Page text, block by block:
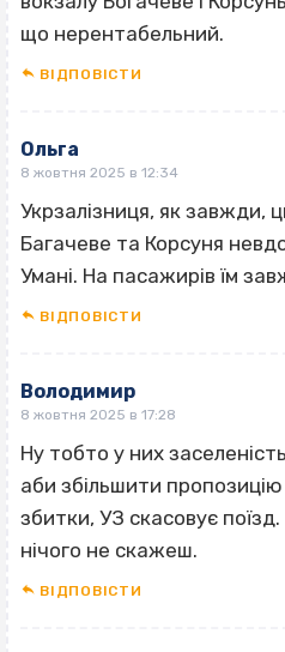
що нерентабельний.
ВІДПОВІCТИ
Ольга
8 жовтня 2025 в 12:34
Укрзалізниця, як завжди,
Багачеве та Корсуня
Умані. На пасажирів їм
ВІДПОВІCТИ
Володимир
8 жовтня 2025 в 17:28
Ну тобто у них
аби збільшити
збитки, УЗ скасовує поїзд.
нічого не скажеш.
ВІДПОВІCТИ